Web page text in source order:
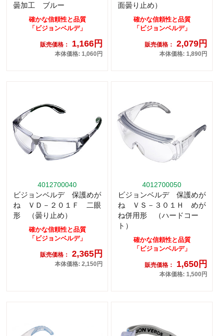
曇加工 ブルー
確かな信頼性と品質
「ビジョンベルデ」
販売価格： 1,166円
本体価格: 1,060円
面曇り止め）
確かな信頼性と品質
「ビジョンベルデ」
販売価格： 2,079円
本体価格: 1,890円
4012700040
ビジョンベルデ 保護めが
ね ＶＤ－２０１Ｆ 二眼
形 （曇り止め）
確かな信頼性と品質
「ビジョンベルデ」
販売価格： 2,365円
本体価格: 2,150円
4012700050
ビジョンベルデ 保護めが
ね ＶＳ－３０１Ｈ めが
ね併用形 （ハードコー
ト）
確かな信頼性と品質
「ビジョンベルデ」
販売価格： 1,650円
本体価格: 1,500円